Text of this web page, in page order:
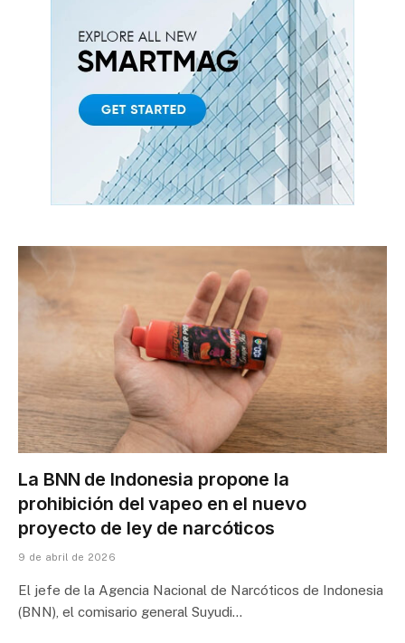
La BNN de Indonesia propone la
prohibición del vapeo en el nuevo
proyecto de ley de narcóticos
9 de abril de 2026
El jefe de la Agencia Nacional de Narcóticos de Indonesia
(BNN), el comisario general Suyudi…